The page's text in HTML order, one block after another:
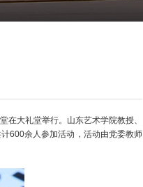
在大礼堂举行。山东艺术学院教授、
600余人参加活动，活动由党委教师